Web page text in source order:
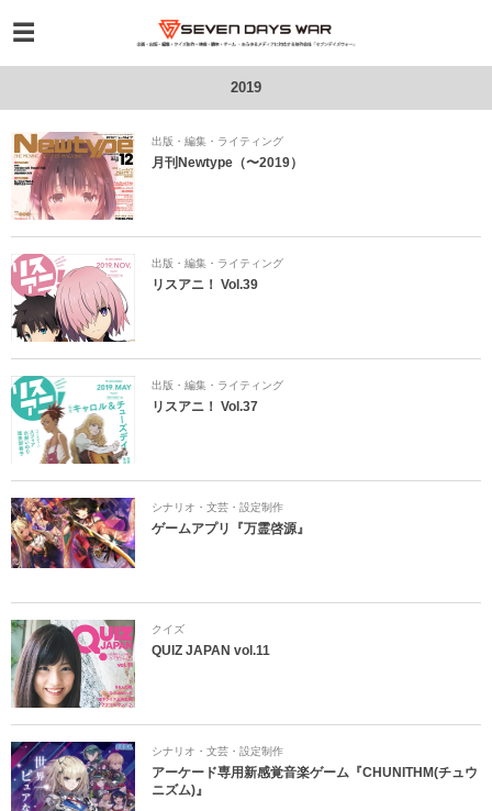
2019
出版・編集・ライティング
月刊Newtype（〜2019）
出版・編集・ライティング
リスアニ！ Vol.39
出版・編集・ライティング
リスアニ！ Vol.37
シナリオ・文芸・設定制作
ゲームアプリ『万霊啓源』
クイズ
QUIZ JAPAN vol.11
シナリオ・文芸・設定制作
アーケード専用新感覚音楽ゲーム『CHUNITHM(チュウ
ニズム)』